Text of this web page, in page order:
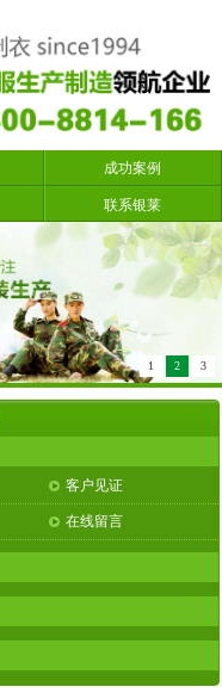
成功案例
联系银莱
1 2 3
客户见证
在线留言